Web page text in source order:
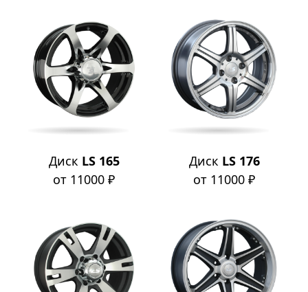
Диск LS 165
от 11000 ₽
Диск LS 176
от 11000 ₽